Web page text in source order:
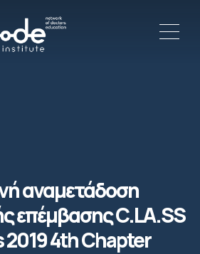
αναμετάδοση
επέμβασης C.LA.SS
4th Chapter